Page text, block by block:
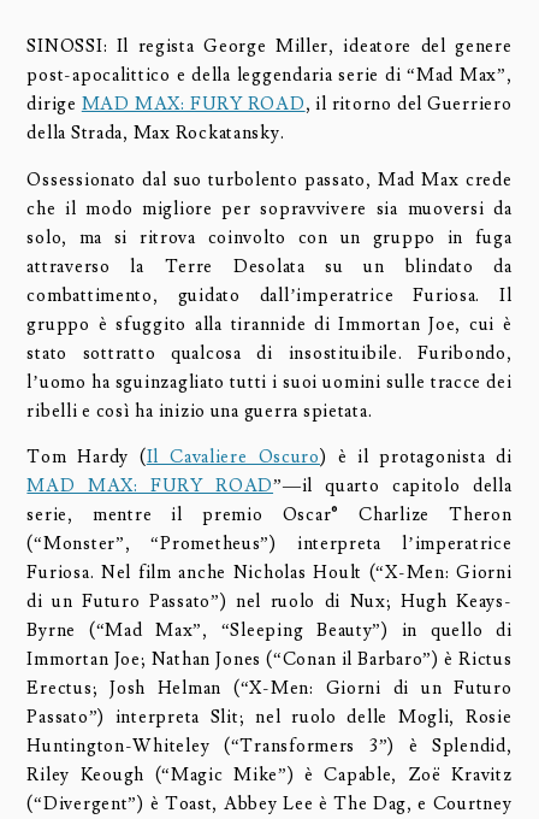
SINOSSI: Il regista George Miller, ideatore del genere
post-apocalittico e della leggendaria serie di “Mad Max”,
dirige MAD MAX: FURY ROAD, il ritorno del Guerriero
della Strada, Max Rockatansky.
Ossessionato dal suo turbolento passato, Mad Max crede
che il modo migliore per sopravvivere sia muoversi da
solo, ma si ritrova coinvolto con un gruppo in fuga
attraverso la Terre Desolata su un blindato da
combattimento, guidato dall’imperatrice Furiosa. Il
gruppo è sfuggito alla tirannide di Immortan Joe, cui è
stato sottratto qualcosa di insostituibile. Furibondo,
l’uomo ha sguinzagliato tutti i suoi uomini sulle tracce dei
ribelli e così ha inizio una guerra spietata.
Tom Hardy (Il Cavaliere Oscuro) è il protagonista di
MAD MAX: FURY ROAD”—il quarto capitolo della
serie, mentre il premio Oscar® Charlize Theron
(“Monster”, “Prometheus”) interpreta l’imperatrice
Furiosa. Nel film anche Nicholas Hoult (“X-Men: Giorni
di un Futuro Passato”) nel ruolo di Nux; Hugh Keays-
Byrne (“Mad Max”, “Sleeping Beauty”) in quello di
Immortan Joe; Nathan Jones (“Conan il Barbaro”) è Rictus
Erectus; Josh Helman (“X-Men: Giorni di un Futuro
Passato”) interpreta Slit; nel ruolo delle Mogli, Rosie
Huntington-Whiteley (“Transformers 3”) è Splendid,
Riley Keough (“Magic Mike”) è Capable, Zoë Kravitz
(“Divergent”) è Toast, Abbey Lee è The Dag, e Courtney